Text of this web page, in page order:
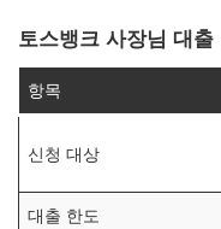
토스뱅크 사장님 대출
항목
신청 대상
대출 한도